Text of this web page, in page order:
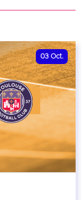
03 Oct.